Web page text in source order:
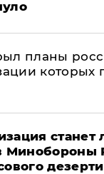
планы
которых
станет
Минобороны